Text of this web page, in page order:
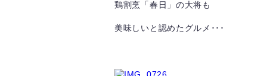
鶏割烹「春日」の大将も
美味しいと認めたグルメ･･･